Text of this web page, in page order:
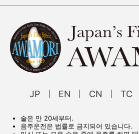
JP EN CN TC
술은 만 20세부터.
음주운전은 법률로 금지되어 있습니다.